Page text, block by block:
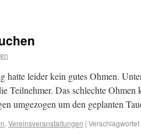
hatte leider kein gutes Ohmen.
Teilnehmer. Das schlechte
umgezogen um den geplanten
, Vereinsveranstaltungen | Verschlagwortet